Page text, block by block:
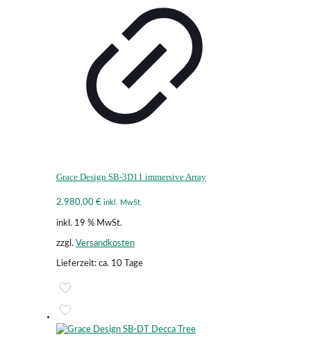
Grace Design SB-3D11 immersive Array
2.980,00 € inkl. MwSt.
inkl. 19 % MwSt.
zzgl. Versandkosten
Lieferzeit: ca. 10 Tage